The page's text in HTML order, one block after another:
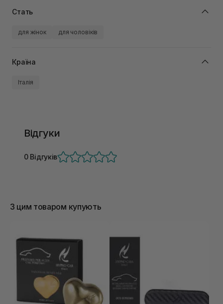
Стать
для жінок для чоловіків
Країна
Італія
Відгуки
0 Відгуків
З цим товаром купують